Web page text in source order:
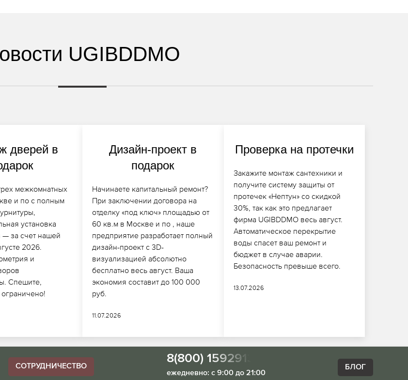
UGIBDDMO
дверей в
межкомнатных
и по с полным
установка
за счет нашей
2026.
и
Спешите,
Дизайн-проект в
подарок
Начинаете капитальный ремонт?
При заключении договора на
отделку «под ключ» площадью от
60 кв.м в Москве и по , наше
предприятие разработает полный
дизайн-проект с 3D-
визуализацией абсолютно
бесплатно весь август. Ваша
экономия составит до 100 000
руб.
11.07.2026
Проверка на протечки
Закажите монтаж сантехники и
получите систему защиты от
протечек «Нептун» со скидкой
30%, так как это предлагает
фирма UGIBDDMO весь август.
Автоматическое перекрытие
воды спасет ваш ремонт и
бюджет в случае аварии.
Безопасность превыше всего.
13.07.2026
СОТРУДНИЧЕСТВО
8(800) 1592913
ежедневно: с 9:00 до 21:00
БЛОГ